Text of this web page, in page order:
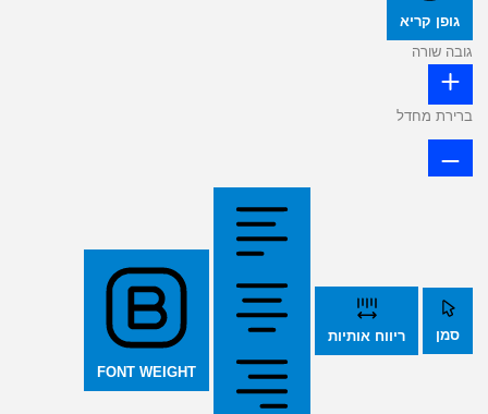
גופן קריא
גובה שורה
ברירת מחדל
סמן ריווח אותיות
FONT WEIGHT